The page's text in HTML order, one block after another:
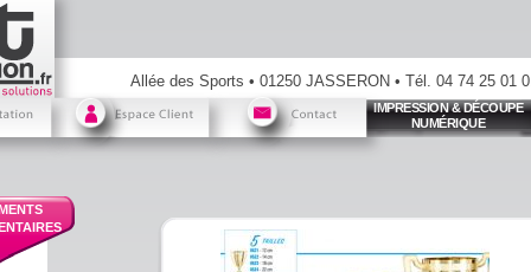
Allée des Sports • 01250 JASSERON • Tél. 04 74 25 01
IMPRESSION & DÉCOUPE
NUMÉRIQUE